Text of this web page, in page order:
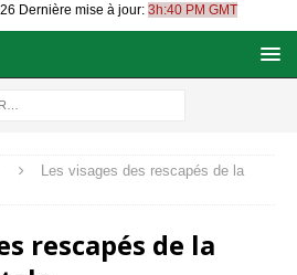
Dernière mise à jour: 3h:40 PM GMT
Les visages des rescapés de la
rescapés de la